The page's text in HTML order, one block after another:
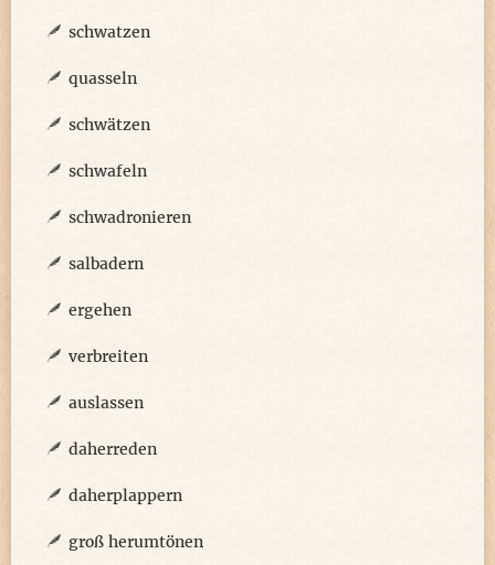
schwatzen
quasseln
schwätzen
schwafeln
schwadronieren
salbadern
ergehen
verbreiten
auslassen
daherreden
daherplappern
groß herumtönen